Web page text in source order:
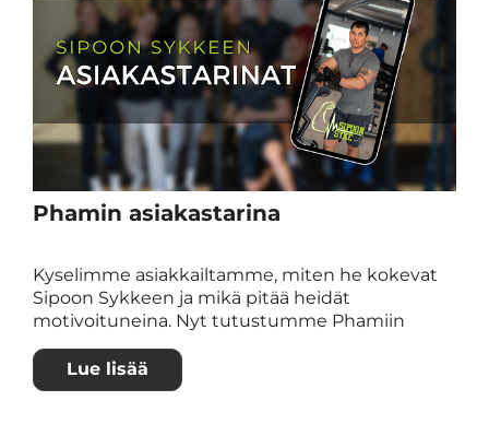
Phamin asiakastarina
Kyselimme asiakkailtamme, miten he kokevat
Sipoon Sykkeen ja mikä pitää heidät
motivoituneina. Nyt tutustumme Phamiin
Lue lisää